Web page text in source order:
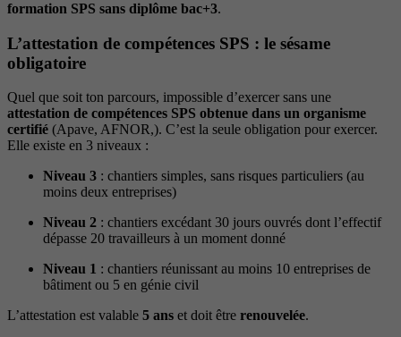
formation SPS sans diplôme bac+3.
L’attestation de compétences SPS : le sésame
obligatoire
Quel que soit ton parcours, impossible d’exercer sans une
attestation de compétences SPS obtenue dans un organisme
certifié (Apave, AFNOR,). C’est la seule obligation pour exercer.
Elle existe en 3 niveaux :
Niveau 3 : chantiers simples, sans risques particuliers (au
moins deux entreprises)
Niveau 2 : chantiers excédant 30 jours ouvrés dont l’effectif
dépasse 20 travailleurs à un moment donné
Niveau 1 : chantiers réunissant au moins 10 entreprises de
bâtiment ou 5 en génie civil
L’attestation est valable 5 ans et doit être renouvelée.